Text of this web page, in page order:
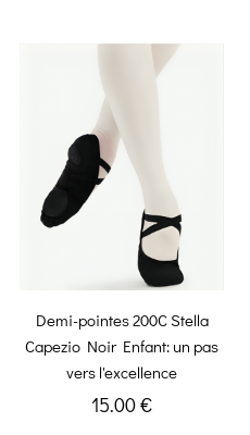
Demi-pointes 200C Stella
Capezio Noir Enfant: un pas
vers l'excellence
15.00 €